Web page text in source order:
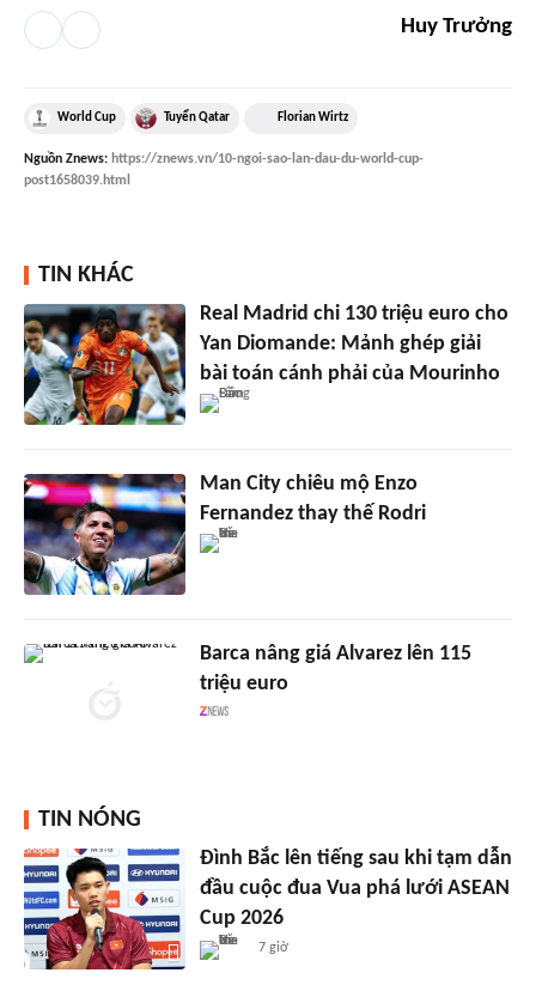
Huy Trưởng
World Cup Tuyển Qatar Florian Wirtz
Nguồn Znews: https://znews.vn/10-ngoi-sao-lan-dau-du-world-cup-
post1658039.html
TIN KHÁC
Real Madrid chi 130 triệu euro cho
Yan Diomande: Mảnh ghép giải
bài toán cánh phải của Mourinho
Man City chiêu mộ Enzo
Fernandez thay thế Rodri
Barca nâng giá Alvarez lên 115
triệu euro
TIN NÓNG
Đình Bắc lên tiếng sau khi tạm dẫn
đầu cuộc đua Vua phá lưới ASEAN
Cup 2026
7 giờ